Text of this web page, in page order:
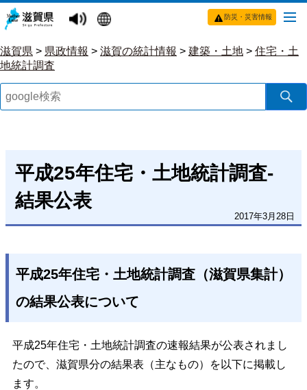
防災・災害情報
滋賀県 > 県政情報 > 滋賀の統計情報 > 建築・土地 > 住宅・土
地統計調査
平成25年住宅・土地統計調査-
結果公表
2017年3月28日
平成25年住宅・土地統計調査（滋賀県集計）
の結果公表について
平成25年住宅・土地統計調査の速報結果が公表されまし
たので、滋賀県分の結果表（主なもの）を以下に掲載し
ます。